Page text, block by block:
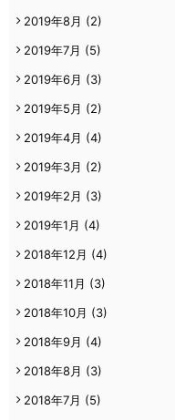
2019年8月 (2)
2019年7月 (5)
2019年6月 (3)
2019年5月 (2)
2019年4月 (4)
2019年3月 (2)
2019年2月 (3)
2019年1月 (4)
2018年12月 (4)
2018年11月 (3)
2018年10月 (3)
2018年9月 (4)
2018年8月 (3)
2018年7月 (5)